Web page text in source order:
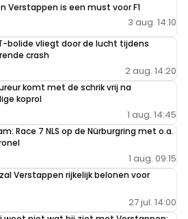
erbij......
geven Verstappen,je moet bij
Verstappen is een must voor F1
3 aug. 14:10
bolide vliegt door de lucht tijdens
crash
2 aug. 14:20
komt met de schrik vrij na
koprol
1 aug. 14:45
Race 7 NLS op de Nürburgring met o.a.
1 aug. 09:15
Verstappen rijkelijk belonen voor
27 jul. 14:00